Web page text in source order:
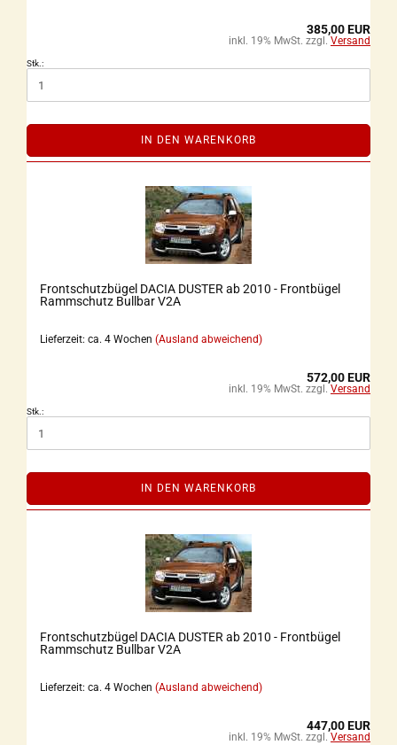
385,00 EUR
inkl. 19% MwSt. zzgl. Versand
Stk.:
IN DEN WARENKORB
Frontschutzbügel DACIA DUSTER ab 2010 - Frontbügel
Rammschutz Bullbar V2A
Lieferzeit: ca. 4 Wochen (Ausland abweichend)
572,00 EUR
inkl. 19% MwSt. zzgl. Versand
Stk.:
IN DEN WARENKORB
Frontschutzbügel DACIA DUSTER ab 2010 - Frontbügel
Rammschutz Bullbar V2A
Lieferzeit: ca. 4 Wochen (Ausland abweichend)
447,00 EUR
inkl. 19% MwSt. zzgl. Versand